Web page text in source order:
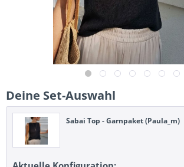
Deine Set-Auswahl
Sabai Top - Garnpaket (Paula_m)